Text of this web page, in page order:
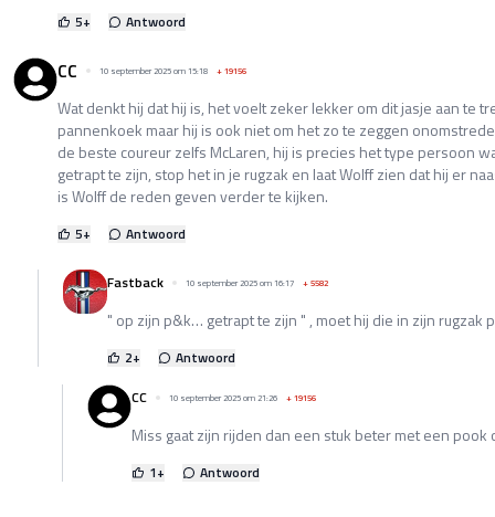
5+ Antwoord
CC 10 september 2025 om 15:18 +19156
Wat denkt hij dat hij is, het voelt zeker lekker om dit jasje aan te
pannenkoek maar hij is ook niet om het zo te zeggen
de beste coureur zelfs McLaren, hij is precies het type persoon
getrapt te zijn, stop het in je rugzak en laat Wolff zien dat hij er
is Wolff de reden geven verder te kijken.
5+ Antwoord
Fastback 10 september 2025 om 16:17 +5582
" op zijn p&k… getrapt te zijn " , moet hij die in zijn rugzak
2+
Antwoord
CC
10 september 2025 om 21:26 +19156
Miss gaat zijn rijden dan een stuk beter met een pook
1+ Antwoord